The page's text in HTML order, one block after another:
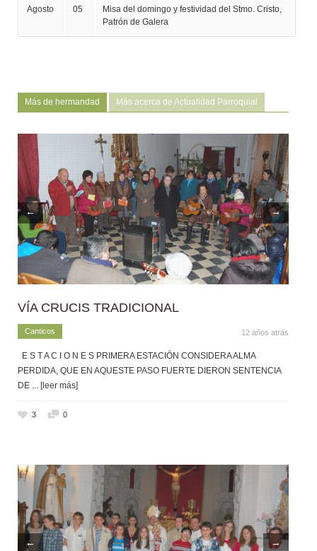
Agosto 05
Misa del domingo y festividad del Stmo. Cristo,
Patrón de Galera
Más de hermandad Más acerca de Actualidad Parroquial
← →
VÍA CRUCIS TRADICIONAL
Canticos 12 años atrás
E S T A C I O N E S PRIMERA ESTACIÓN CONSIDERA ALMA
PERDIDA, QUE EN AQUESTE PASO FUERTE DIERON SENTENCIA
DE ... [leer más]
3 0
← →